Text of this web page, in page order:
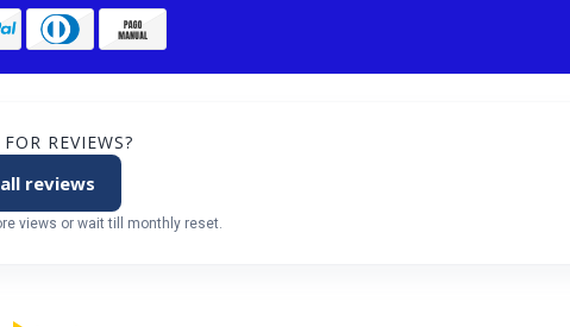
REVIEWS?
reviews
views or wait till monthly reset.